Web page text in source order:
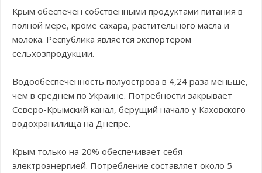
Крым обеспечен собственными продуктами питания в
полной мере, кроме сахара, растительного масла и
молока. Республика является экспортером
сельхозпродукции.
Водообеспеченность полуострова в 4,24 раза меньше,
чем в среднем по Украине. Потребности закрывает
Северо-Крымский канал, берущий начало у Каховского
водохранилища на Днепре.
Крым только на 20% обеспечивает себя
электроэнергией. Потребление составляет около 5